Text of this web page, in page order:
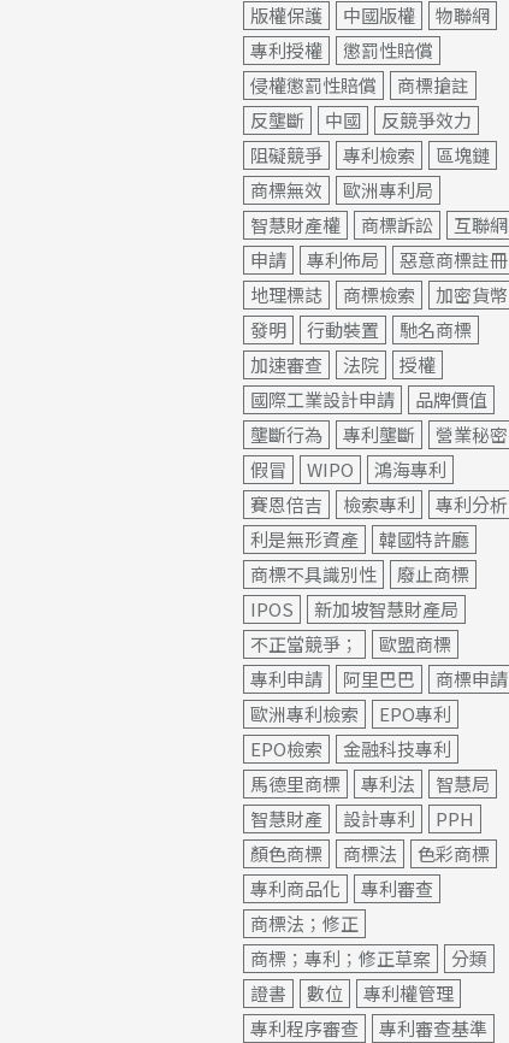
版權保護
中國版權
物聯網
專利授權
懲罰性賠償
侵權懲罰性賠償
商標搶註
反壟斷
中國
反競爭效力
阻礙競爭
專利檢索
區塊鏈
商標無效
歐洲專利局
智慧財產權
商標訴訟
互聯網
申請
專利佈局
惡意商標註冊
地理標誌
商標檢索
加密貨幣
發明
行動裝置
馳名商標
加速審查
法院
授權
國際工業設計申請
品牌價值
壟斷行為
專利壟斷
營業秘密
假冒
WIPO
鴻海專利
賽恩倍吉
檢索專利
專利分析
利是無形資產
韓國特許廳
商標不具識別性
廢止商標
IPOS
新加坡智慧財產局
不正當競爭；
歐盟商標
專利申請
阿里巴巴
商標申請
歐洲專利檢索
EPO專利
EPO檢索
金融科技專利
馬德里商標
專利法
智慧局
智慧財產
設計專利
PPH
顏色商標
商標法
色彩商標
專利商品化
專利審查
商標法；修正
商標；專利；修正草案
分類
證書
數位
專利權管理
專利程序審查
專利審查基準